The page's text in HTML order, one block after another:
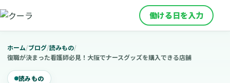
働ける日を入力
ホーム/ブログ/読みもの/
復職が決まった看護師必見！大阪でナースグッズを購入できる店舗
読みもの